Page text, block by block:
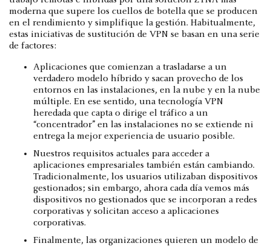
moderna que supere los cuellos de botella que se producen
en el rendimiento y simplifique la gestión. Habitualmente,
estas iniciativas de sustitución de VPN se basan en una serie
de factores:
Aplicaciones que comienzan a trasladarse a un
verdadero modelo híbrido y sacan provecho de los
entornos en las instalaciones, en la nube y en la nube
múltiple. En ese sentido, una tecnología VPN
heredada que capta o dirige el tráfico a un
“concentrador” en las instalaciones no se extiende ni
entrega la mejor experiencia de usuario posible.
Nuestros requisitos actuales para acceder a
aplicaciones empresariales también están cambiando.
Tradicionalmente, los usuarios utilizaban dispositivos
gestionados; sin embargo, ahora cada día vemos más
dispositivos no gestionados que se incorporan a redes
corporativas y solicitan acceso a aplicaciones
corporativas.
Finalmente, las organizaciones quieren un modelo de